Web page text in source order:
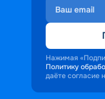
Нажимая
Политику
даёте согласие